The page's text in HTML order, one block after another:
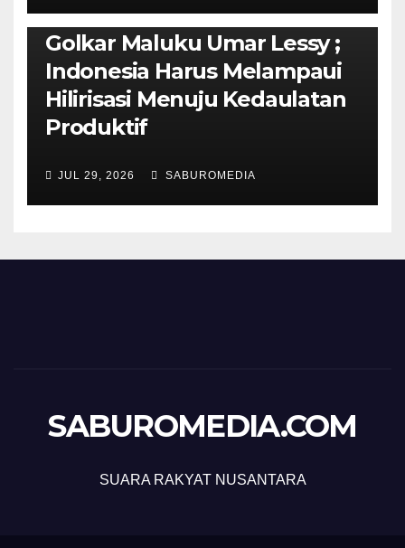
Isi Materi LK-III HMI, Ketua
Golkar Maluku Umar Lessy ;
Indonesia Harus Melampaui
Hilirisasi Menuju Kedaulatan
Produktif
JUL 29, 2026 SABUROMEDIA
SABUROMEDIA.COM
SUARA RAKYAT NUSANTARA